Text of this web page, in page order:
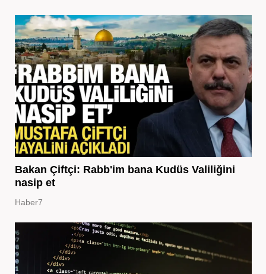
Bakan Çiftçi: Rabb'im bana Kudüs Valiliğini
nasip et
Haber7